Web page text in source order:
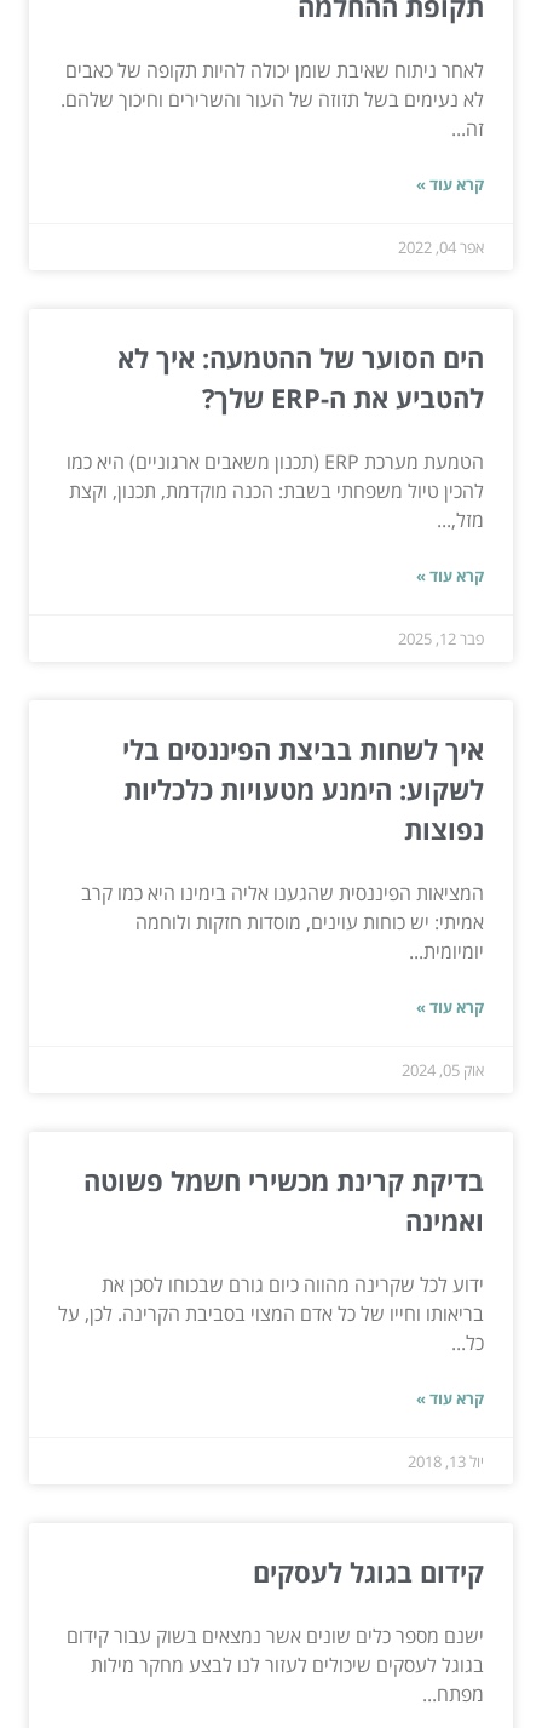
לאחר ניתוח שאיבת שומן יכולה להיות תקופה של כאבים
לא נעימים בשל תזוזה של העור והשרירים וחיכוך שלהם.
זה...
קרא עוד »
אפר 04, 2022
הים הסוער של ההטמעה: איך לא
להטביע את ה-ERP שלך?
הטמעת מערכת ERP (תכנון משאבים ארגוניים) היא כמו
להכין טיול משפחתי בשבת: הכנה מוקדמת, תכנון, וקצת
מזל,...
קרא עוד »
פבר 12, 2025
איך לשחות בביצת הפיננסים בלי
לשקוע: הימנע מטעויות כלכליות
נפוצות
המציאות הפיננסית שהגענו אליה בימינו היא כמו קרב
אמיתי: יש כוחות עוינים, מוסדות חזקות ולוחמה
יומיומית...
קרא עוד »
אוק 05, 2024
בדיקת קרינת מכשירי חשמל פשוטה
ואמינה
ידוע לכל שקרינה מהווה כיום גורם שבכוחו לסכן את
בריאותו וחייו של כל אדם המצוי בסביבת הקרינה. לכן, על
כל...
קרא עוד »
יול 13, 2018
קידום בגוגל לעסקים
ישנם מספר כלים שונים אשר נמצאים בשוק עבור קידום
בגוגל לעסקים שיכולים לעזור לנו לבצע מחקר מילות
מפתח...